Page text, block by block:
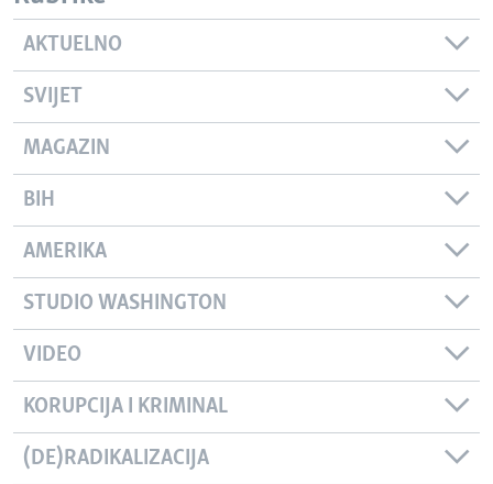
AKTUELNO
SVIJET
MAGAZIN
BIH
AMERIKA
STUDIO WASHINGTON
VIDEO
KORUPCIJA I KRIMINAL
(DE)RADIKALIZACIJA